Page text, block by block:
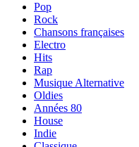
Pop
Rock
Chansons françaises
Electro
Hits
Rap
Musique Alternative
Oldies
Années 80
House
Indie